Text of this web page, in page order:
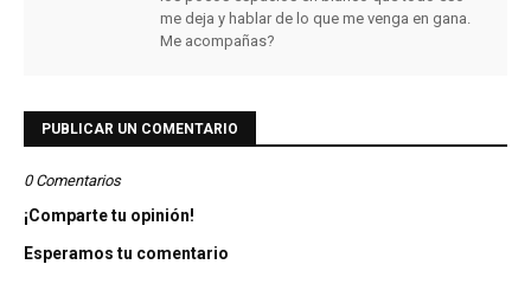
me deja y hablar de lo que me venga en gana.
Me acompañas?
PUBLICAR UN COMENTARIO
0 Comentarios
¡Comparte tu opinión!
Esperamos tu comentario